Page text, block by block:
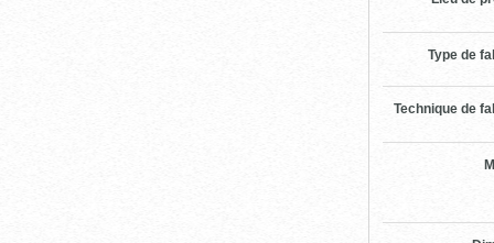
Type de
Technique de